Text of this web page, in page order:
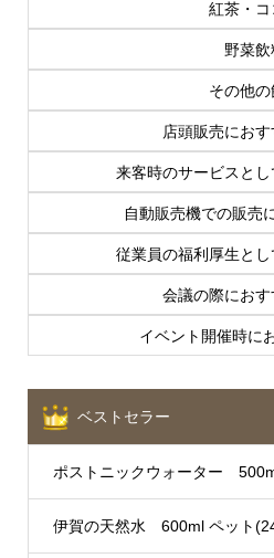
紅茶・コ
野菜飲
その他
店頭販売にお
来客時のサービスと
自動販売機での販売
従業員の福利厚生と
会議の際にお
イベント開催時に
ベストセラー
ポストニックウォーター
伊賀の天然水 600ml ペット